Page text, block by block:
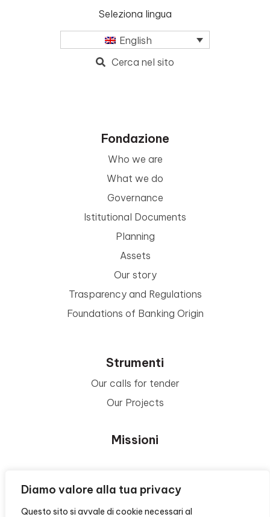
Diamo valore alla tua privacy
Questo sito si avvale di cookie necessari al
Seleziona lingua
English
Cerca nel sito
Fondazione
Who we are
What we do
Governance
Istitutional Documents
Planning
Assets
Our story
Trasparency and Regulations
Foundations of Banking Origin
Strumenti
Our calls for tender
Our Projects
Missioni
Area Beneficiari